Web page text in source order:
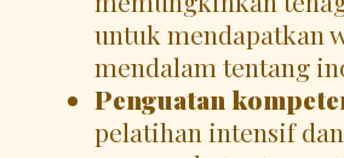
untuk mendapatkan
mendalam tentang
Penguatan
pelatihan intensif